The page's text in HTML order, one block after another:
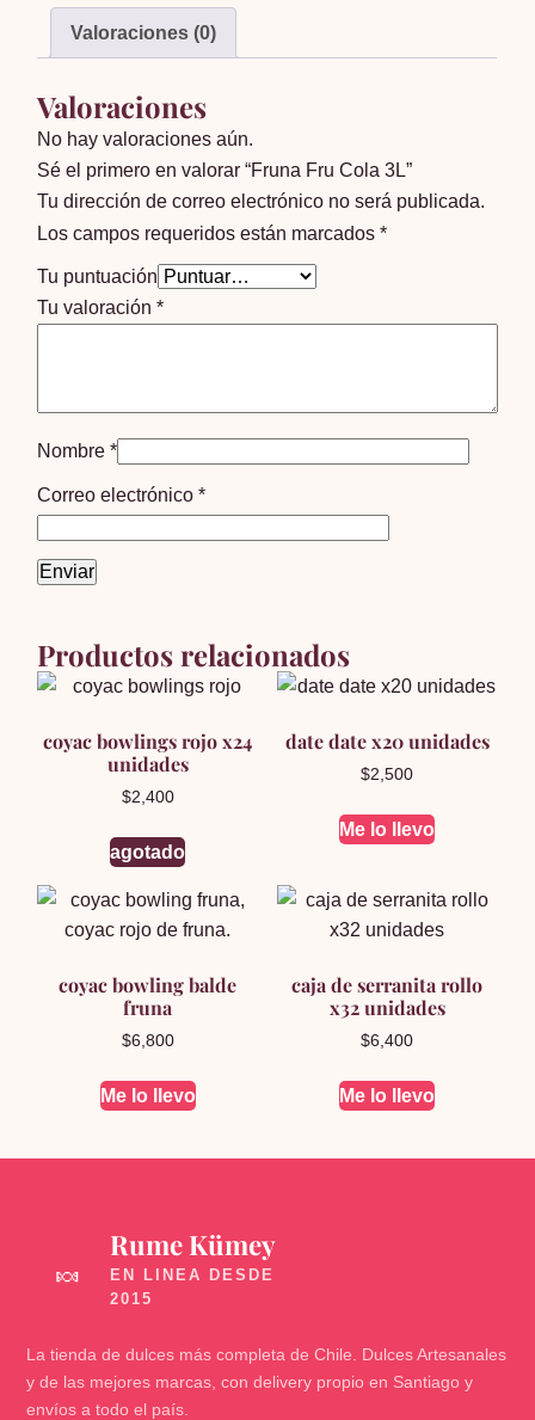
Valoraciones (0)
Valoraciones
No hay valoraciones aún.
Sé el primero en valorar “Fruna Fru Cola 3L”
Tu dirección de correo electrónico no será publicada.
Los campos requeridos están marcados*
Tu puntuación
Tu valoración*
Nombre*
Correo electrónico*
Productos relacionados
coyac bowlings rojo x24
unidades
$2,400
agotado
date date x20 unidades
$2,500
Me lo llevo
coyac bowling balde
fruna
$6,800
Me lo llevo
caja de serranita rollo
x32 unidades
$6,400
Me lo llevo
🍬
Rume Kümey
La tienda de dulces más completa de Chile. Dulces Artesanales
y de las mejores marcas, con delivery propio en Santiago y
envíos a todo el país.